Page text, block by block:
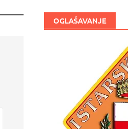
OGLAŠAVANJE